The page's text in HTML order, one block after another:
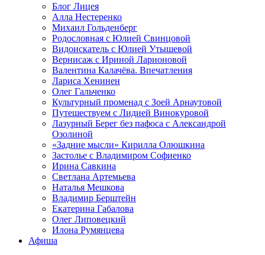
Блог Лицея
Алла Нестеренко
Михаил Гольденберг
Родословная с Юлией Свинцовой
Видоискатель с Юлией Утышевой
Вернисаж с Ириной Ларионовой
Валентина Калачёва. Впечатления
Лариса Хенинен
Олег Гальченко
Культурный променад с Зоей Арнаутовой
Путешествуем с Лидией Винокуровой
Лазурный Берег без пафоса с Александрой
Озолиной
«Задние мысли» Кирилла Олюшкина
Застолье с Владимиром Софиенко
Ирина Савкина
Светлана Артемьева
Наталья Мешкова
Владимир Берштейн
Екатерина Габалова
Олег Липовецкий
Илона Румянцева
Афиша